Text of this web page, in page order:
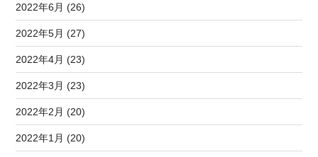
2022年6月 (26)
2022年5月 (27)
2022年4月 (23)
2022年3月 (23)
2022年2月 (20)
2022年1月 (20)